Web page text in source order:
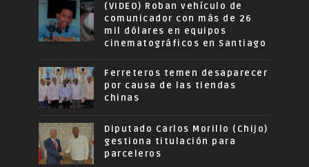
(VIDEO) Roban vehículo de
comunicador con más de 26
mil dólares en equipos
cinematográficos en Santiago
Ferreteros temen desaparecer
por causa de las tiendas
chinas
Diputado Carlos Morillo (Chijo)
gestiona titulación para
parceleros